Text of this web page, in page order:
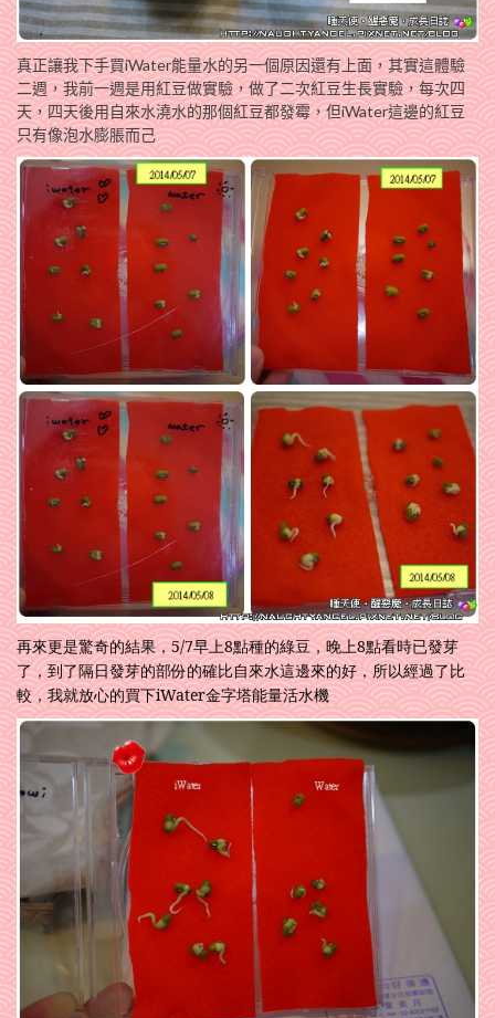
真正讓我下手買iWater能量水的另一個原因還有上面，其實這體驗
二週，我前一週是用紅豆做實驗，做了二次紅豆生長實驗，每次四
天，四天後用自來水澆水的那個紅豆都發霉，但iWater這邊的紅豆
只有像泡水膨脹而己
再來更是驚奇的結果，5/7早上8點種的綠豆，晚上8點看時已發芽
了，到了隔日發芽的部份的確比自來水這邊來的好，所以經過了比
較，我就放心的買下iWater金字塔能量活水機